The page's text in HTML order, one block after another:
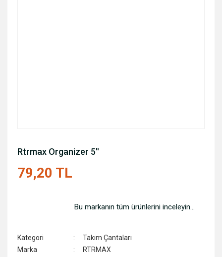
Rtrmax Organizer 5''
79,20 TL
Bu markanın tüm ürünlerini inceleyin...
Kategori
Takım Çantaları
Marka
RTRMAX